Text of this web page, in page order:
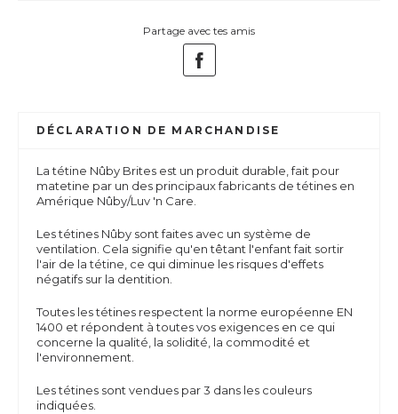
Partage avec tes amis
DÉCLARATION DE MARCHANDISE
La tétine Nûby Brites est un produit durable, fait pour
matetine par un des principaux fabricants de tétines en
Amérique Nûby/Luv 'n Care.
Les tétines Nûby sont faites avec un système de
ventilation. Cela signifie qu'en têtant l'enfant fait sortir
l'air de la tétine, ce qui diminue les risques d'effets
négatifs sur la dentition.
Toutes les tétines respectent la norme européenne EN
1400 et répondent à toutes vos exigences en ce qui
concerne la qualité, la solidité, la commodité et
l'environnement.
Les tétines sont vendues par 3 dans les couleurs
indiquées.